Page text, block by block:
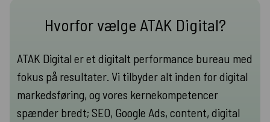
Hvorfor vælge ATAK Digital?
ATAK Digital er et digitalt performance bureau med
fokus på resultater. Vi tilbyder alt inden for digital
markedsføring, og vores kernekompetencer
spænder bredt; SEO, Google Ads, content, digital